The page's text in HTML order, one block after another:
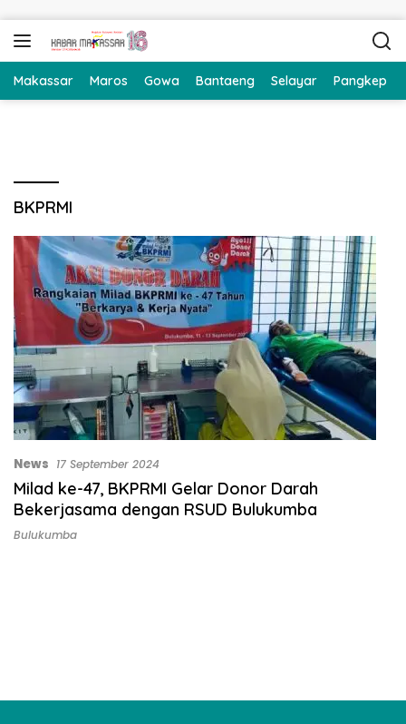
Makassar Maros Gowa Bantaeng Selayar Pangkep
BKPRMI
News 17 September 2024
Milad ke-47, BKPRMI Gelar Donor Darah
Bekerjasama dengan RSUD Bulukumba
Bulukumba